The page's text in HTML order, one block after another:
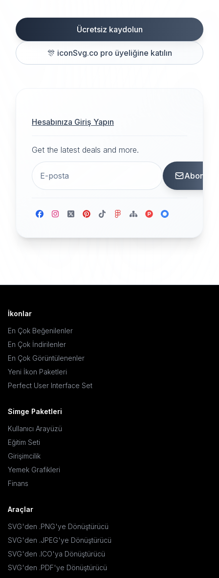
Ücretsiz kaydolun
🎊 iconSvg.co pro üyeliğine katılın
Hesabınıza Giriş Yapın
Get the latest deals and more.
Abone
İkonlar
En Çok Beğenilenler
En Çok İndirilenler
En Çok Görüntülenenler
Yeni İkon Paketleri
Perfect User Interface Set
Simge Paketleri
Kullanıcı Arayüzü
Eğitim Seti
Girişimcilik
Yemek Grafikleri
Finans
Araçlar
SVG'den .PNG'ye Dönüştürücü
SVG'den .JPEG'ye Dönüştürücü
SVG'den .ICO'ya Dönüştürücü
SVG'den .PDF'ye Dönüştürücü